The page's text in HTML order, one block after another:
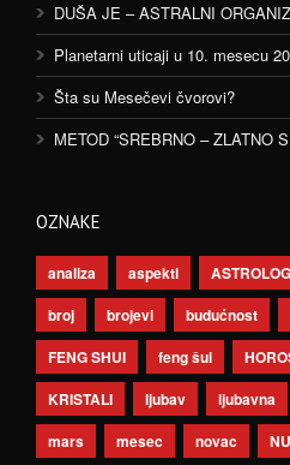
DUŠA JE – ASTRALNI
Planetarni uticaji u 10. mesecu
Šta su Mesečevi čvorovi?
METOD “SREBRNO – ZLATNO
OZNAKE
analiza aspekti
broj
brojevi budućnost
FENG SHUI
feng šui
KRISTALI
ljubav ljubavna
mars
mesec novac